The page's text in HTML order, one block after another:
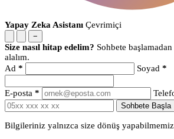
Yapay Zeka Asistanı Çevrimiçi
−
Size nasıl hitap edelim? Sohbete
alalım.
Ad * Soyad *
E-posta *
Sohbete Başla
Bilgileriniz yalnızca size dönüş